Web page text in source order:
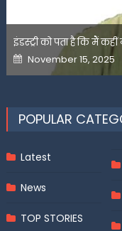
इंडस्ट्री को पता है कि मैं
Posted
on
November 15, 2025
POPULAR
Latest
News
TOP STORIES